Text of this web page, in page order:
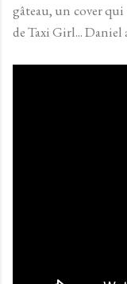
gâteau, un cover
de Taxi Girl...